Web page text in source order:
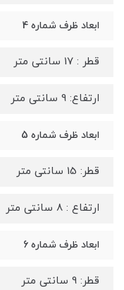
ابعاد ظرف شماره 4
قطر : 17 سانتی متر
ارتفاع: 9 سانتی متر
ابعاد ظرف شماره 5
قطر: 15 سانتی متر
ارتفاع : 8 سانتی متر
ابعاد ظرف شماره 6
قطر: 9 سانتی متر